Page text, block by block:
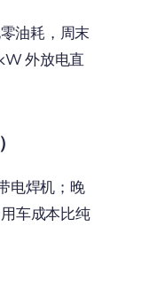
油耗，周末
外放电直
电焊机；晚
车成本比纯